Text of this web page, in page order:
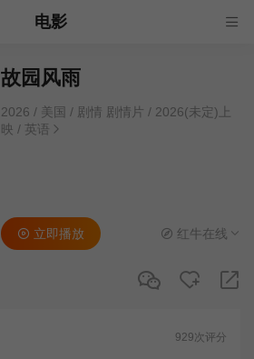
电影
故园风雨
2026 / 美国 / 剧情 剧情片 / 2026(未定)上
映 / 英语
立即播放 红牛在线
929次评分